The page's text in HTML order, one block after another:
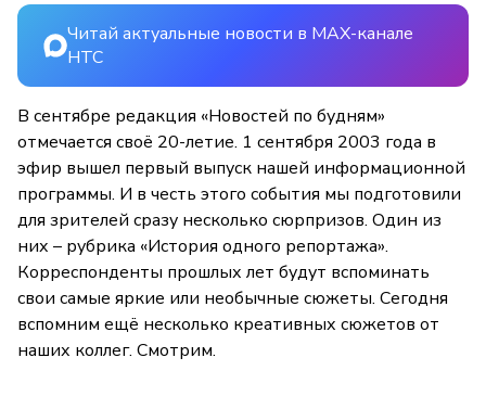
Читай актуальные новости в MAX-канале
НТС
В сентябре редакция «Новостей по будням»
отмечается своё 20-летие. 1 сентября 2003 года в
эфир вышел первый выпуск нашей информационной
программы. И в честь этого события мы подготовили
для зрителей сразу несколько сюрпризов. Один из
них – рубрика «История одного репортажа».
Корреспонденты прошлых лет будут вспоминать
свои самые яркие или необычные сюжеты. Сегодня
вспомним ещё несколько креативных сюжетов от
наших коллег. Смотрим.